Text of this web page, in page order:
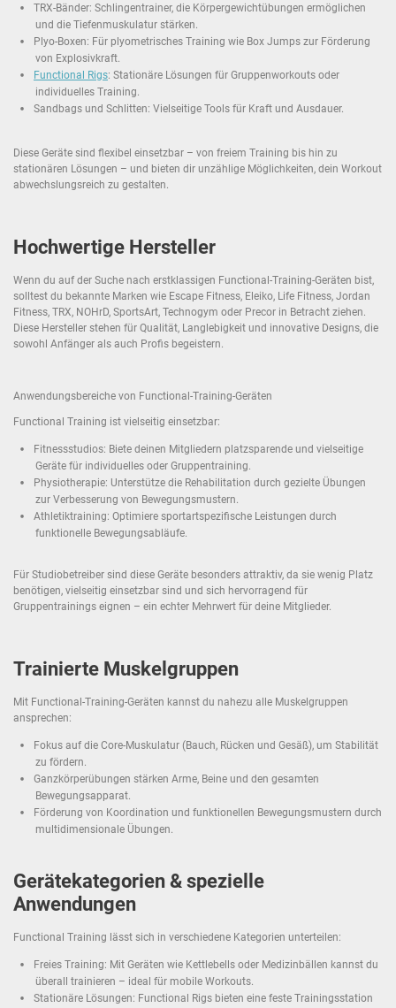
TRX-Bänder: Schlingentrainer, die Körpergewichtübungen ermöglichen
und die Tiefenmuskulatur stärken.
Plyo-Boxen: Für plyometrisches Training wie Box Jumps zur Förderung
von Explosivkraft.
Functional Rigs: Stationäre Lösungen für Gruppenworkouts oder
individuelles Training.
Sandbags und Schlitten: Vielseitige Tools für Kraft und Ausdauer.
Diese Geräte sind flexibel einsetzbar – von freiem Training bis hin zu
stationären Lösungen – und bieten dir unzählige Möglichkeiten, dein Workout
abwechslungsreich zu gestalten.
Hochwertige Hersteller
Wenn du auf der Suche nach erstklassigen Functional-Training-Geräten bist,
solltest du bekannte Marken wie Escape Fitness, Eleiko, Life Fitness, Jordan
Fitness, TRX, NOHrD, SportsArt, Technogym oder Precor in Betracht ziehen.
Diese Hersteller stehen für Qualität, Langlebigkeit und innovative Designs, die
sowohl Anfänger als auch Profis begeistern.
Anwendungsbereiche von Functional-Training-Geräten
Functional Training ist vielseitig einsetzbar:
Fitnessstudios: Biete deinen Mitgliedern platzsparende und vielseitige
Geräte für individuelles oder Gruppentraining.
Physiotherapie: Unterstütze die Rehabilitation durch gezielte Übungen
zur Verbesserung von Bewegungsmustern.
Athletiktraining: Optimiere sportartspezifische Leistungen durch
funktionelle Bewegungsabläufe.
Für Studiobetreiber sind diese Geräte besonders attraktiv, da sie wenig Platz
benötigen, vielseitig einsetzbar sind und sich hervorragend für
Gruppentrainings eignen – ein echter Mehrwert für deine Mitglieder.
Trainierte Muskelgruppen
Mit Functional-Training-Geräten kannst du nahezu alle Muskelgruppen
ansprechen:
Fokus auf die Core-Muskulatur (Bauch, Rücken und Gesäß), um Stabilität
zu fördern.
Ganzkörperübungen stärken Arme, Beine und den gesamten
Bewegungsapparat.
Förderung von Koordination und funktionellen Bewegungsmustern durch
multidimensionale Übungen.
Gerätekategorien & spezielle
Anwendungen
Functional Training lässt sich in verschiedene Kategorien unterteilen:
Freies Training: Mit Geräten wie Kettlebells oder Medizinbällen kannst du
überall trainieren – ideal für mobile Workouts.
Stationäre Lösungen: Functional Rigs bieten eine feste Trainingsstation